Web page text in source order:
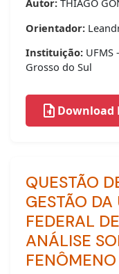
Autor:THIAGO
Orientador:
Instituição:UFMS
Grosso do Sul
Download
QUESTÃO
GESTÃO DA
FEDERAL
ANÁLISE